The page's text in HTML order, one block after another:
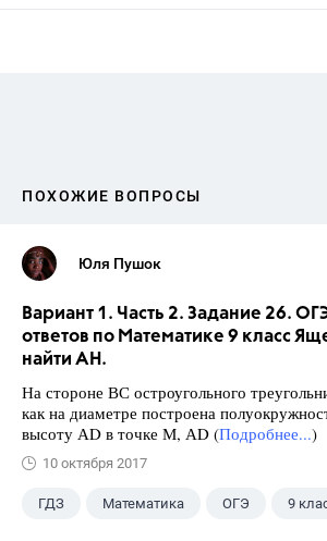
ПОХОЖИЕ ВОПРОСЫ
Юля Пушок
Вариант 1. Часть 2. Задание 26.
ответов по Математике 9 класс
найти АН.
На стороне ВС остроугольного
как на диаметре построена
высоту АD в точке М, АD (Подробнее...)
10 октября 2017
ГДЗ Математика ОГЭ 9